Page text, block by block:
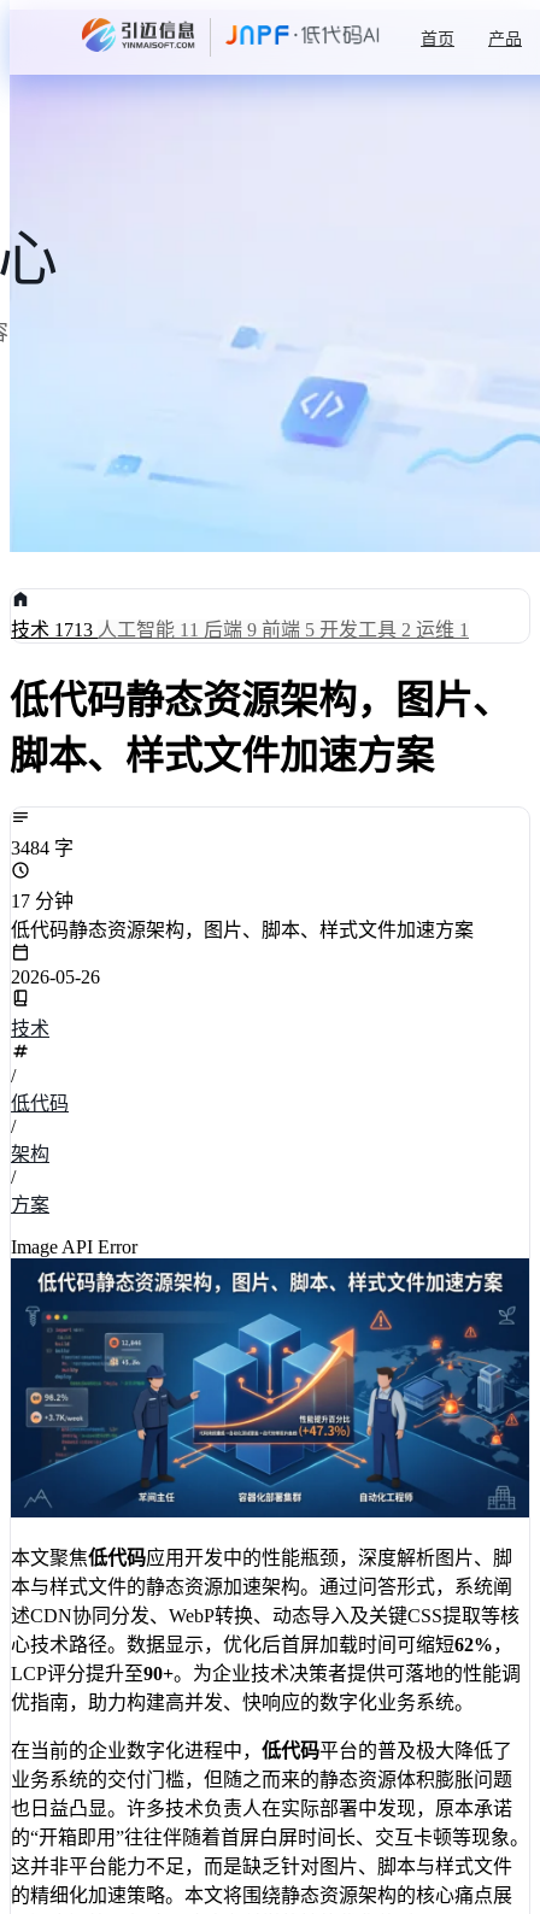
首页 产品
技术 1713 人工智能 11 后端 9 前端 5 开发工具 2 运维 1
低代码静态资源架构，图片、
脚本、样式文件加速方案
3484 字
17 分钟
低代码静态资源架构，图片、脚本、样式文件加速方案
2026-05-26
技术
/
低代码
/
架构
/
方案
Image API Error
本文聚焦低代码应用开发中的性能瓶颈，深度解析图片、脚
本与样式文件的静态资源加速架构。通过问答形式，系统阐
述CDN协同分发、WebP转换、动态导入及关键CSS提取等核
心技术路径。数据显示，优化后首屏加载时间可缩短62%，
LCP评分提升至90+。为企业技术决策者提供可落地的性能调
优指南，助力构建高并发、快响应的数字化业务系统。
在当前的企业数字化进程中， 低代码平台的普及极大降低了
业务系统的交付门槛，但随之而来的静态资源体积膨胀问题
也日益凸显。许多技术负责人在实际部署中发现，原本承诺
的“开箱即用”往往伴随着首屏白屏时间长、交互卡顿等现象。
这并非平台能力不足，而是缺乏针对图片、脚本与样式文件
的精细化加速策略。本文将围绕静态资源架构的核心痛点展